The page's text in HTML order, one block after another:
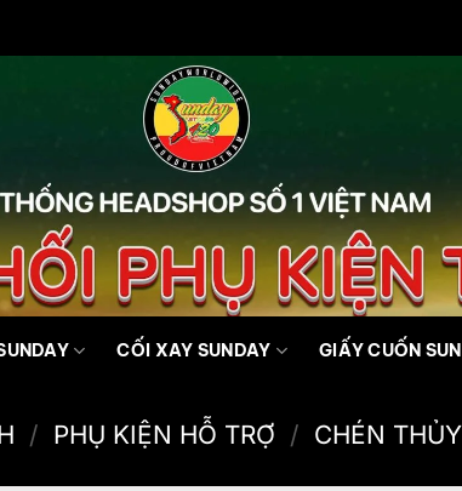
CỐI XAY SUNDAY GIẤY CUỐN
/ PHỤ KIỆN HỖ TRỢ / CHÉN